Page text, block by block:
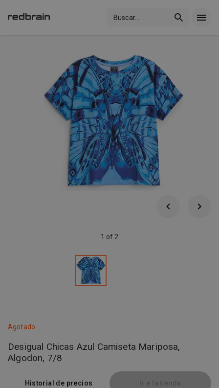
Buscar...
1 of 2
Agotado
Desigual Chicas Azul Camiseta Mariposa,
Algodon, 7/8
Historial de precios Ir a la tienda